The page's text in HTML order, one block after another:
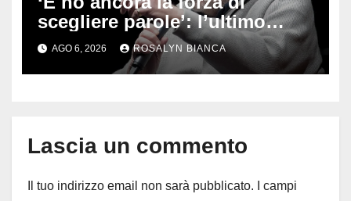
scegliere parole’: l’ultimo
viaggio di Francesco Guccini,
i fan in pellegrinaggio a
Pavana
AGO 6, 2026 ROSALYN BIANCA
Lascia un commento
Il tuo indirizzo email non sarà pubblicato.
I campi